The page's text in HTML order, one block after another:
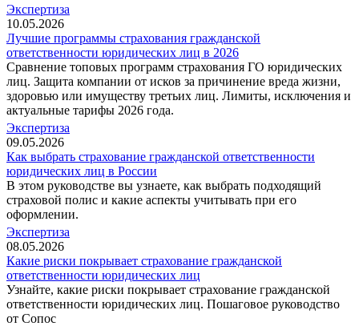
Экспертиза
10.05.2026
Лучшие программы страхования гражданской
ответственности юридических лиц в 2026
Сравнение топовых программ страхования ГО юридических
лиц. Защита компании от исков за причинение вреда жизни,
здоровью или имуществу третьих лиц. Лимиты, исключения и
актуальные тарифы 2026 года.
Экспертиза
09.05.2026
Как выбрать страхование гражданской ответственности
юридических лиц в России
В этом руководстве вы узнаете, как выбрать подходящий
страховой полис и какие аспекты учитывать при его
оформлении.
Экспертиза
08.05.2026
Какие риски покрывает страхование гражданской
ответственности юридических лиц
Узнайте, какие риски покрывает страхование гражданской
ответственности юридических лиц. Пошаговое руководство
от Сопос